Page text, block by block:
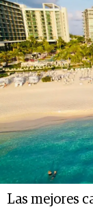
Las mejores